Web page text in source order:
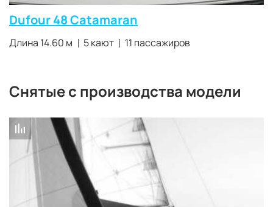
Dufour 48 Catamaran
Длина 14.60 м 5 кают 11 пассажиров
Cнятые с производства модели